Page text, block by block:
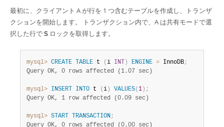
Downloads
Developer Zone
最初に、クライアント A が行を 1 つ含むテーブルを作成し、トランザ
クションを開始します。 トランザクション内で、A は共有モードで選
択した行で S ロックを取得します。
mysql> CREATE TABLE t ( i INT ) ENGINE = InnoDB;
Query OK, 0 rows affected (1.07 sec)
mysql> INSERT INTO t ( i ) VALUES( 1 ) ;
Query OK, 1 row affected (0.09 sec)
mysql> START TRANSACTION;
Query OK, 0 rows affected (0.00 sec)